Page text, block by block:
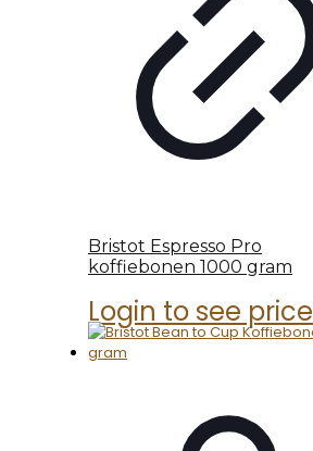
Bristot Espresso Pro
koffiebonen 1000 gram
Login to see price